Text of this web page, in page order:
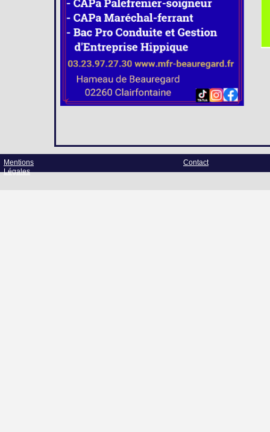
Mentions
Légales
Contact